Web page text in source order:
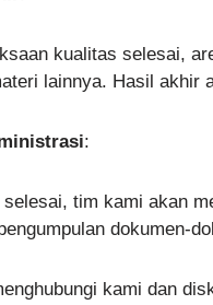
kualitas selesai,
lainnya. Hasil akhir
:
tim kami akan
dokumen-
kami dan